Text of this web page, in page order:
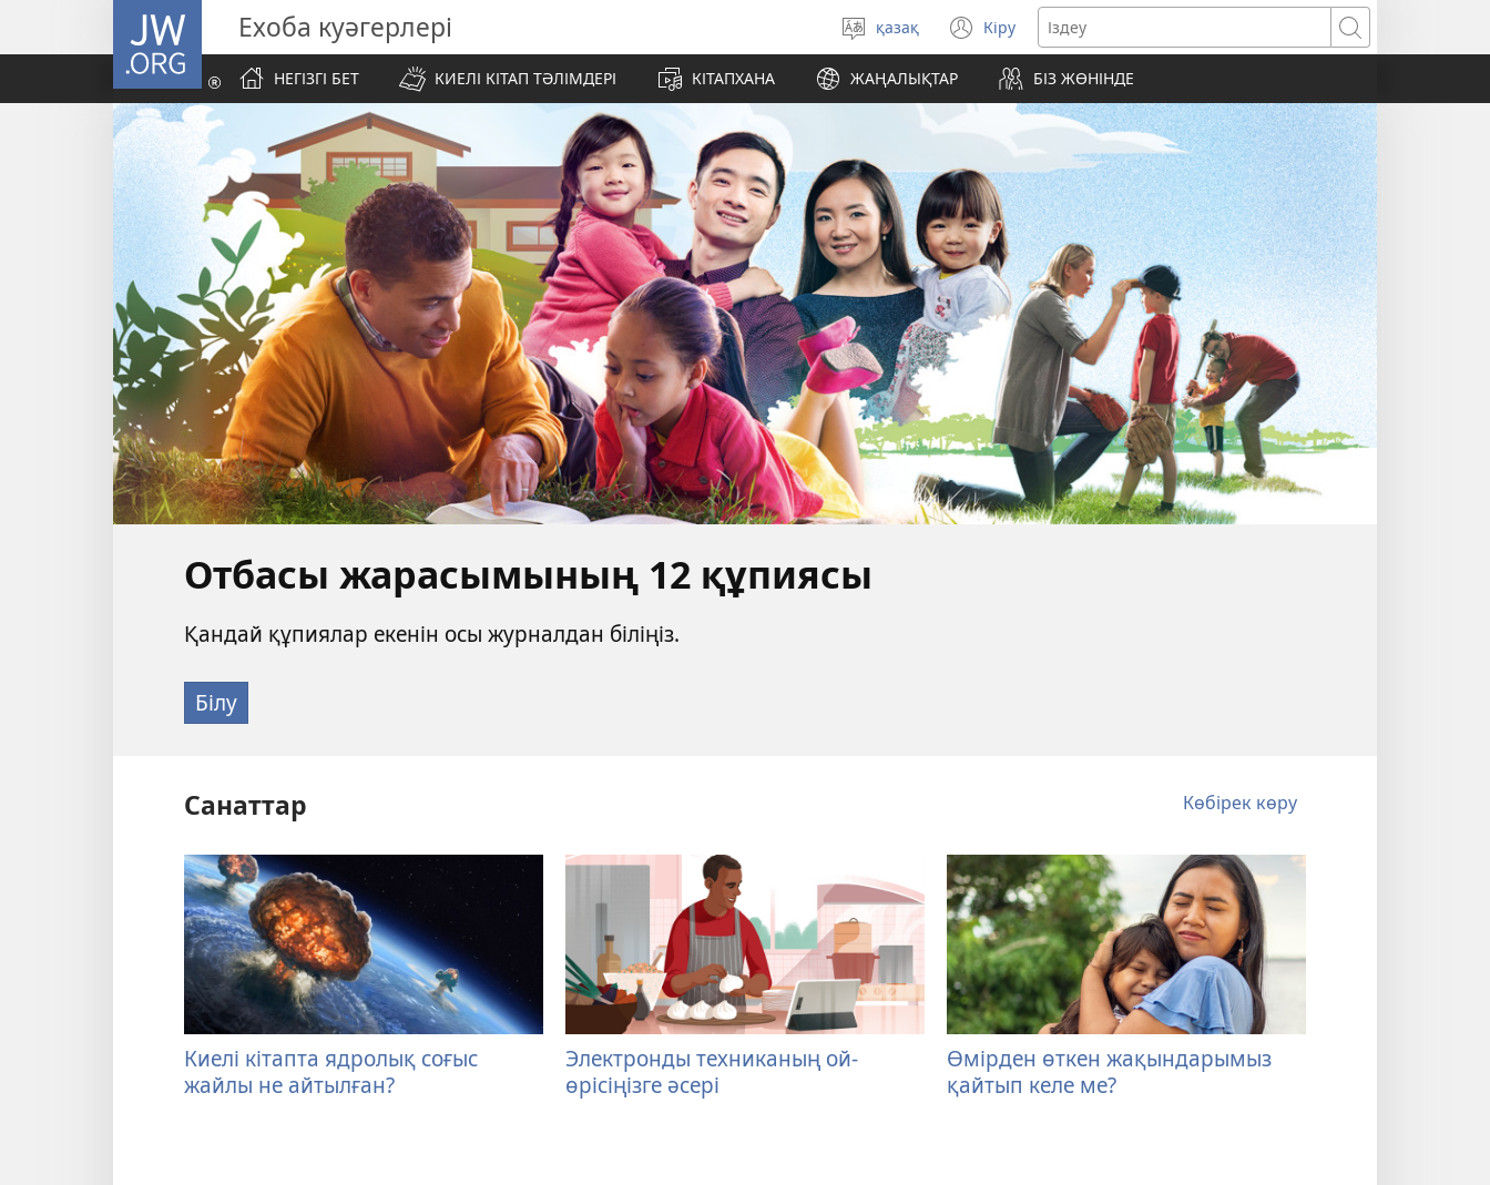
JW.ORG Ехоба куәгерлері
Тілді
таңдау
қазақ Кіру
(жаңа
терезе
ашылуда)
Іздеу
НЕГІЗГІ БЕТ
КИЕЛІ КІТАП ТӘЛІМДЕРІ КІТАПХАНА ЖАҢАЛЫҚТАР БІЗ ЖӨНІНДЕ
Отбасы жарасымының 12 құпиясы
Қандай құпиялар екенін осы журналдан біліңіз.
Білу
Санаттар Көбірек көру
Киелі кітапта ядролық соғыс
жайлы не айтылған?
Электронды техниканың ой-
өрісіңізге әсері
Өмірден өткен жақындарымыз
қайтып келе ме?